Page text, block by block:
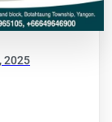
2025